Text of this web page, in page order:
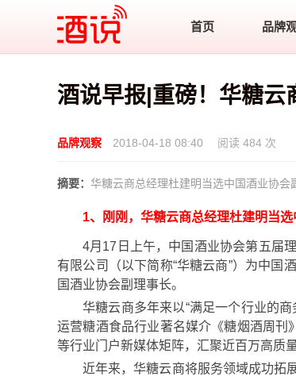
酒说
首页 品牌
酒说早报|重磅！华糖云
品牌观察 2018-04-18 08:40 阅读 484 次
摘要： 华糖云商总经理杜建明当选中国酒业协会
1、刚刚，华糖云商总经理杜建明当
4月17日上午，中国酒业协会第五届
有限公司（以下简称“华糖云商”）为中国
国酒业协会副理事长。
华糖云商多年来以“满足一个行业的
运营糖酒食品行业著名媒介《糖烟酒周刊
等行业门户新媒体矩阵，汇聚近百万高质
近年来，华糖云商将服务领域成功拓